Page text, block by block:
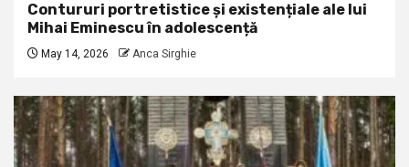
Contururi portretistice și existențiale ale lui
Mihai Eminescu în adolescență
May 14, 2026 Anca Sirghie